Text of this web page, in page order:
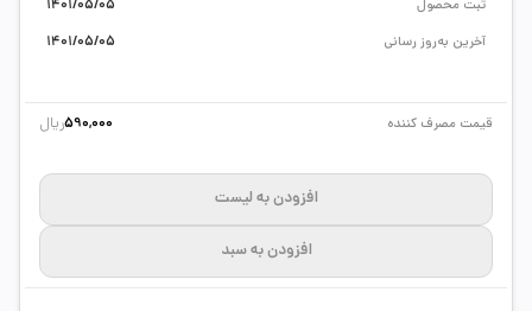
ثبت محصول
1401/05/05
آخرین به‌روز رسانی
1401/05/05
قیمت مصرف کننده 590,000ریال
افزودن به لیست
افزودن به سبد